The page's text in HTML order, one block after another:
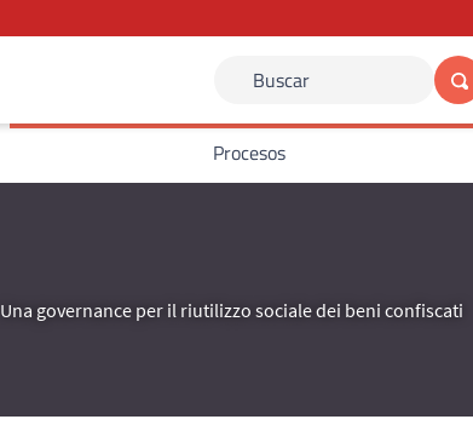
Buscar
Procesos
Una governance per il riutilizzo sociale dei beni confiscati